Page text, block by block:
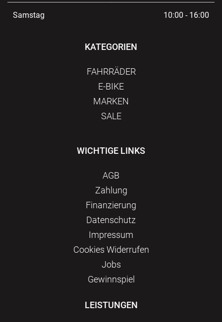
Samstag 10:00 - 16:00
KATEGORIEN
FAHRRÄDER
E-BIKE
MARKEN
SALE
WICHTIGE LINKS
AGB
Zahlung
Finanzierung
Datenschutz
Impressum
Сookies Widerrufen
Jobs
Gewinnspiel
LEISTUNGEN